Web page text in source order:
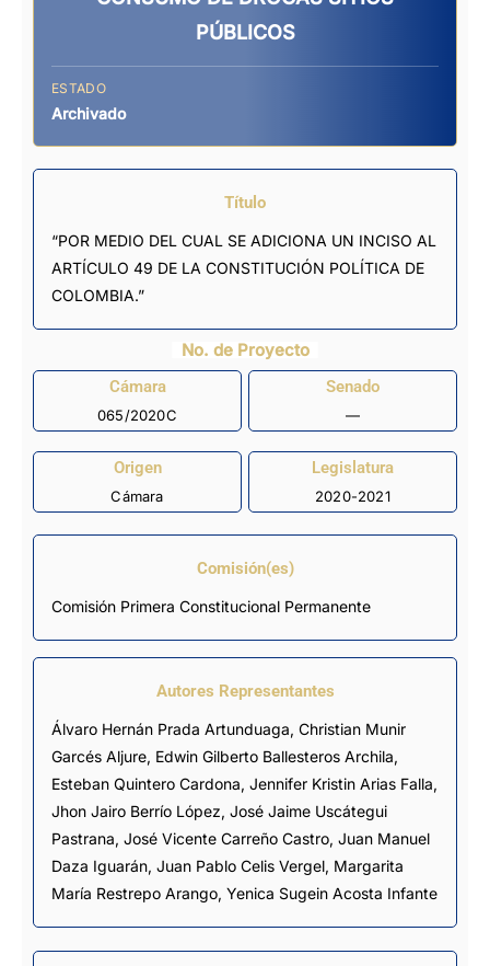
PÚBLICOS
ESTADO
Archivado
Título
“POR MEDIO DEL CUAL SE ADICIONA UN INCISO AL
ARTÍCULO 49 DE LA CONSTITUCIÓN POLÍTICA DE
COLOMBIA.”
No. de Proyecto
Cámara
065/2020C
Senado
—
Origen
Cámara
Legislatura
2020-2021
Comisión(es)
Comisión Primera Constitucional Permanente
Autores Representantes
Álvaro Hernán Prada Artunduaga, Christian Munir
Garcés Aljure, Edwin Gilberto Ballesteros Archila,
Esteban Quintero Cardona, Jennifer Kristin Arias Falla,
Jhon Jairo Berrío López, José Jaime Uscátegui
Pastrana, José Vicente Carreño Castro, Juan Manuel
Daza Iguarán, Juan Pablo Celis Vergel, Margarita
María Restrepo Arango, Yenica Sugein Acosta Infante